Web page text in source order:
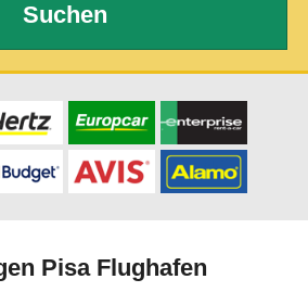
Suchen
Pisa Flughafen